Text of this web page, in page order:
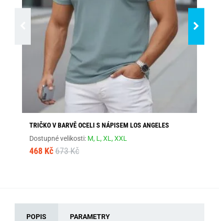
TRIČKO V BARVĚ OCELI S NÁPISEM LOS ANGELES
Dostupné velikosti: M, L,XL,XXL
468 Kč 673 Kč
POPIS PARAMETRY